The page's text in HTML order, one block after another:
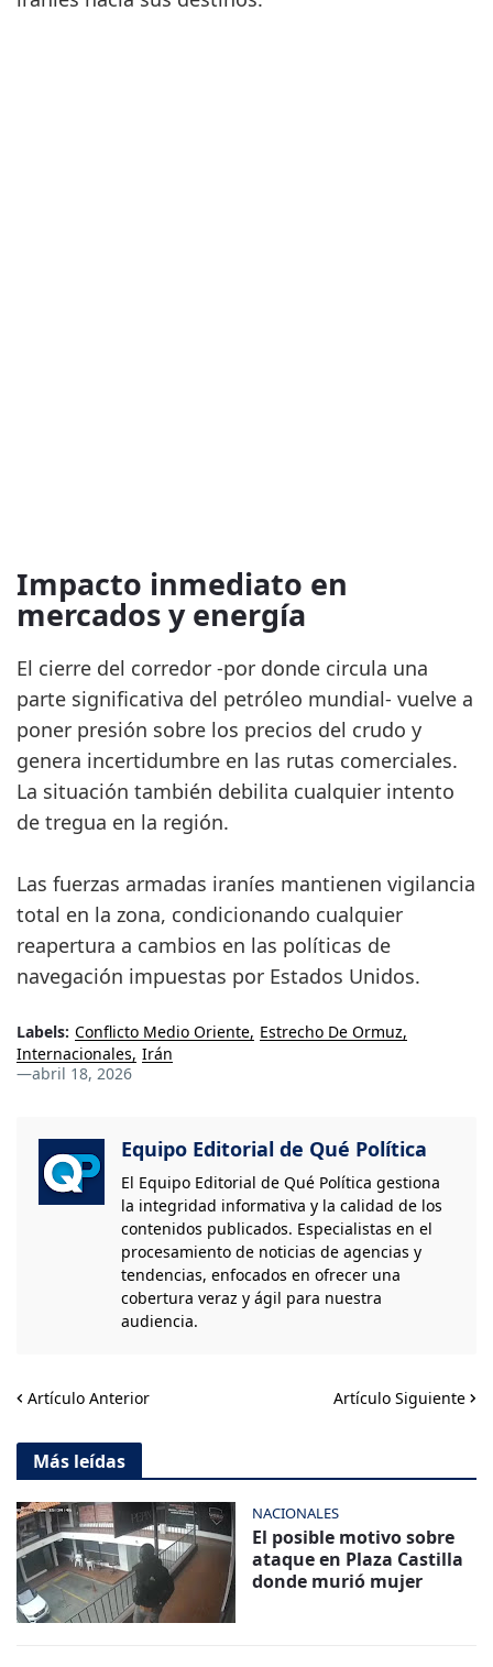
Impacto inmediato en
mercados y energía
El cierre del corredor -por donde circula una
parte significativa del petróleo mundial- vuelve a
poner presión sobre los precios del crudo y
genera incertidumbre en las rutas comerciales.
La situación también debilita cualquier intento
de tregua en la región.
Las fuerzas armadas iraníes mantienen vigilancia
total en la zona, condicionando cualquier
reapertura a cambios en las políticas de
navegación impuestas por Estados Unidos.
Labels: Conflicto Medio Oriente Estrecho De Ormuz
Internacionales Irán
—abril 18, 2026
Equipo Editorial de Qué Política
El Equipo Editorial de Qué Política gestiona
la integridad informativa y la calidad de los
contenidos publicados. Especialistas en el
procesamiento de noticias de agencias y
tendencias, enfocados en ofrecer una
cobertura veraz y ágil para nuestra
audiencia.
Artículo Anterior Artículo Siguiente
Más leídas
NACIONALES
El posible motivo sobre
ataque en Plaza Castilla
donde murió mujer